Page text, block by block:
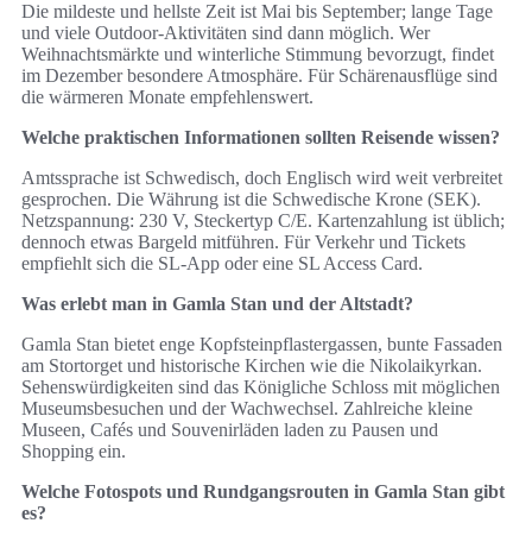
Die mildeste und hellste Zeit ist Mai bis September; lange Tage
und viele Outdoor-Aktivitäten sind dann möglich. Wer
Weihnachtsmärkte und winterliche Stimmung bevorzugt, findet
im Dezember besondere Atmosphäre. Für Schärenausflüge sind
die wärmeren Monate empfehlenswert.
Welche praktischen Informationen sollten Reisende wissen?
Amtssprache ist Schwedisch, doch Englisch wird weit verbreitet
gesprochen. Die Währung ist die Schwedische Krone (SEK).
Netzspannung: 230 V, Steckertyp C/E. Kartenzahlung ist üblich;
dennoch etwas Bargeld mitführen. Für Verkehr und Tickets
empfiehlt sich die SL-App oder eine SL Access Card.
Was erlebt man in Gamla Stan und der Altstadt?
Gamla Stan bietet enge Kopfsteinpflastergassen, bunte Fassaden
am Stortorget und historische Kirchen wie die Nikolaikyrkan.
Sehenswürdigkeiten sind das Königliche Schloss mit möglichen
Museumsbesuchen und der Wachwechsel. Zahlreiche kleine
Museen, Cafés und Souvenirläden laden zu Pausen und
Shopping ein.
Welche Fotospots und Rundgangsrouten in Gamla Stan gibt
es?